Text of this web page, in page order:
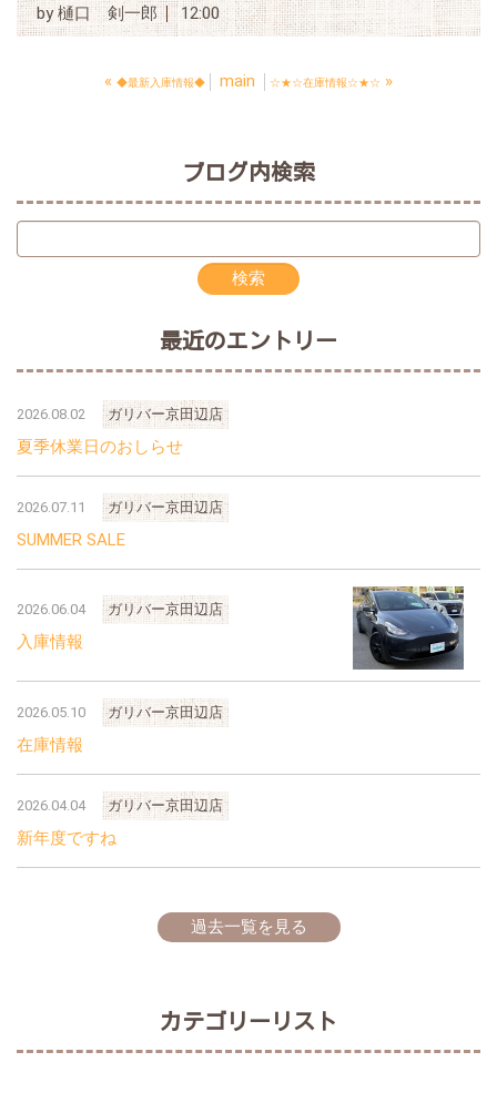
by樋口 剣一郎 12:00
« ◆最新入庫情報◆ main ☆★☆在庫情報☆★☆ »
ブログ内検索
最近のエントリー
2026.08.02 ガリバー京田辺店
夏季休業日のおしらせ
2026.07.11 ガリバー京田辺店
SUMMER SALE
2026.06.04 ガリバー京田辺店
入庫情報
2026.05.10 ガリバー京田辺店
在庫情報
2026.04.04 ガリバー京田辺店
新年度ですね
過去一覧を見る
カテゴリーリスト